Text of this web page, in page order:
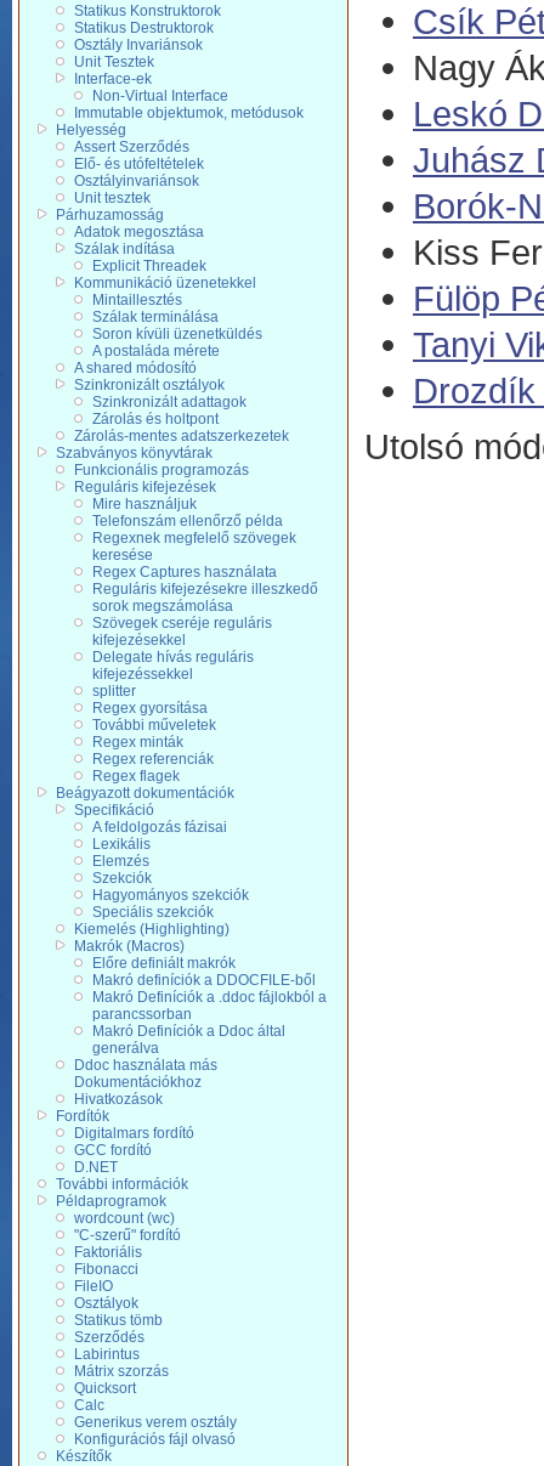
Statikus Konstruktorok
Statikus Destruktorok
Osztály Invariánsok
Unit Tesztek
Interface-ek
Non-Virtual Interface
Immutable objektumok, metódusok
Helyesség
Assert Szerződés
Elő- és utófeltételek
Osztályinvariánsok
Unit tesztek
Párhuzamosság
Adatok megosztása
Szálak indítása
Explicit Threadek
Kommunikáció üzenetekkel
Mintaillesztés
Szálak terminálása
Soron kívüli üzenetküldés
A postaláda mérete
A shared módosító
Szinkronizált osztályok
Szinkronizált adattagok
Zárolás és holtpont
Zárolás-mentes adatszerkezetek
Szabványos könyvtárak
Funkcionális programozás
Reguláris kifejezések
Mire használjuk
Telefonszám ellenőrző példa
Regexnek megfelelő szövegek
keresése
Regex Captures használata
Reguláris kifejezésekre illeszkedő
sorok megszámolása
Szövegek cseréje reguláris
kifejezésekkel
Delegate hívás reguláris
kifejezéssekkel
splitter
Regex gyorsítása
További műveletek
Regex minták
Regex referenciák
Regex flagek
Beágyazott dokumentációk
Specifikáció
A feldolgozás fázisai
Lexikális
Elemzés
Szekciók
Hagyományos szekciók
Speciális szekciók
Kiemelés (Highlighting)
Makrók (Macros)
Előre definiált makrók
Makró definíciók a DDOCFILE-ből
Makró Definíciók a .ddoc fájlokból a
parancssorban
Makró Definíciók a Ddoc által
generálva
Ddoc használata más
Dokumentációkhoz
Hivatkozások
Fordítók
Digitalmars fordító
GCC fordító
D.NET
További információk
Példaprogramok
wordcount (wc)
"C-szerű" fordító
Faktoriális
Fibonacci
FileIO
Osztályok
Statikus tömb
Szerződés
Labirintus
Mátrix szorzás
Quicksort
Calc
Generikus verem osztály
Konfigurációs fájl olvasó
Készítők
Csík
Nagy
Leskó
Juhász
Borók-
Kiss
Fülöp
Tanyi
Utolsó